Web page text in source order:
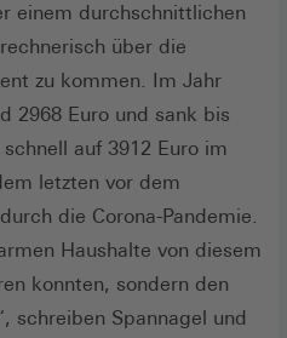
einem durchschnittlichen
über die
zu kommen. Im Jahr
2968 Euro und sank bis
auf 3912 Euro im
letzten vor dem
die Corona-Pandemie.
Haushalte von diesem
konnten, sondern den
schreiben Spannagel und